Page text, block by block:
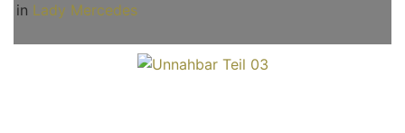
in Lady Mercedes